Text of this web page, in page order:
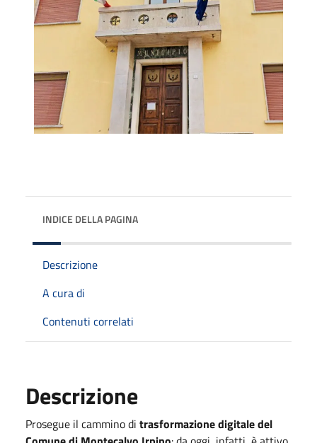
INDICE DELLA PAGINA
Descrizione
A cura di
Contenuti correlati
Descrizione
Prosegue il cammino di trasformazione digitale del